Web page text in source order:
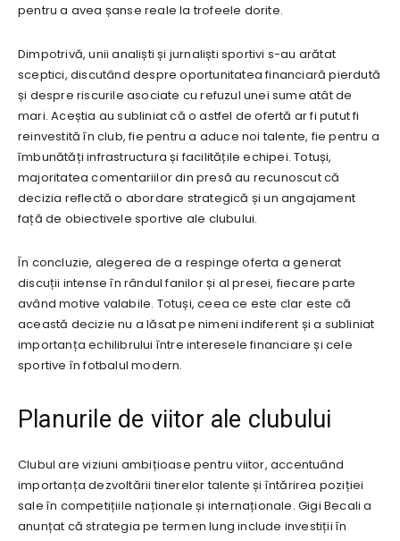
pentru a avea șanse reale la trofeele dorite.
Dimpotrivă, unii analiști și jurnaliști sportivi s-au arătat
sceptici, discutând despre oportunitatea financiară pierdută
și despre riscurile asociate cu refuzul unei sume atât de
mari. Aceștia au subliniat că o astfel de ofertă ar fi putut fi
reinvestită în club, fie pentru a aduce noi talente, fie pentru a
îmbunătăți infrastructura și facilitățile echipei. Totuși,
majoritatea comentariilor din presă au recunoscut că
decizia reflectă o abordare strategică și un angajament
față de obiectivele sportive ale clubului.
În concluzie, alegerea de a respinge oferta a generat
discuții intense în rândul fanilor și al presei, fiecare parte
având motive valabile. Totuși, ceea ce este clar este că
această decizie nu a lăsat pe nimeni indiferent și a subliniat
importanța echilibrului între interesele financiare și cele
sportive în fotbalul modern.
Planurile de viitor ale clubului
Clubul are viziuni ambițioase pentru viitor, accentuând
importanța dezvoltării tinerelor talente și întărirea poziției
sale în competițiile naționale și internaționale. Gigi Becali a
anunțat că strategia pe termen lung include investiții în